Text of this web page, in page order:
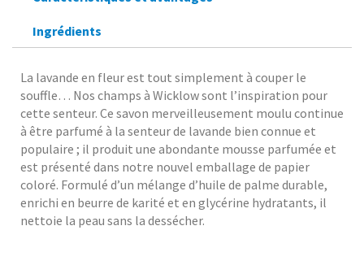
nouveau
Garden
of
Ireland
!
Ingrédients
La lavande en fleur est tout simplement à couper le
souffle… Nos champs à Wicklow sont l’inspiration pour
cette senteur. Ce savon merveilleusement moulu continue
à être parfumé à la senteur de lavande bien connue et
populaire ; il produit une abondante mousse parfumée et
est présenté dans notre nouvel emballage de papier
coloré. Formulé d’un mélange d’huile de palme durable,
enrichi en beurre de karité et en glycérine hydratants, il
nettoie la peau sans la dessécher.